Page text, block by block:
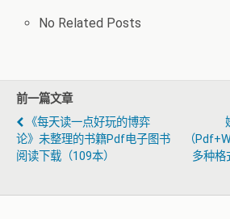
No Related Posts
前一篇文章
《每天读一点好玩的博弈
论》未整理的书籍pdf电子图书
阅读下载（109本）
（
多种格